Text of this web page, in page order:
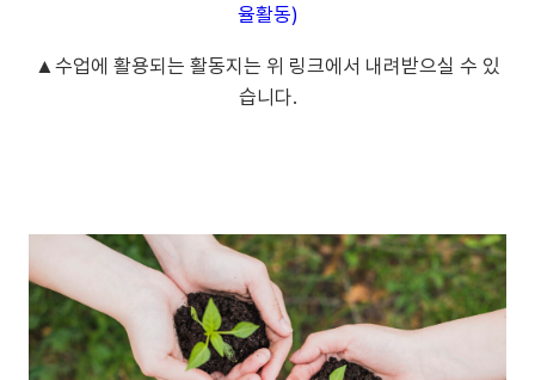
율활동)
▲수업에 활용되는 활동지는 위 링크에서 내려받으실 수 있
습니다.